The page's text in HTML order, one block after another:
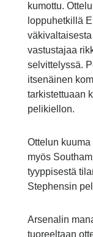
kumottu.
loppuhetkillä
vastustajaa
selvittelyssä.
itsenäinen
tarkistettuaan
pelikiellon.
Ottelun
myös
tyyppisestä
Stephensin
Arsenalin
tuoreeltaan